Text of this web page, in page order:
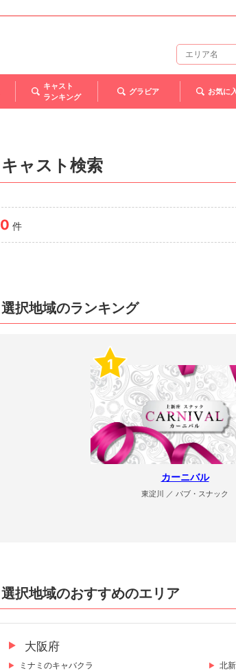
キャスト
ランキング
グラビア お気に
キャスト検索
0 件
選択地域のランキング
1
カーニバル
東淀川 ／ パブ・スナック
選択地域のおすすめのエリア
大阪府
ミナミのキャバクラ 北